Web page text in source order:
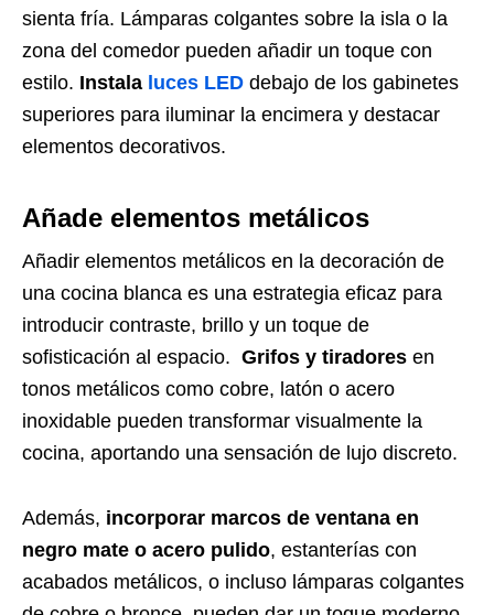
sienta fría. Lámparas colgantes sobre la isla o la
zona del comedor pueden añadir un toque con
estilo. Instala luces LED debajo de los gabinetes
superiores para iluminar la encimera y destacar
elementos decorativos.
Añade elementos metálicos
Añadir elementos metálicos en la decoración de
una cocina blanca es una estrategia eficaz para
introducir contraste, brillo y un toque de
sofisticación al espacio. Grifos y tiradores en
tonos metálicos como cobre, latón o acero
inoxidable pueden transformar visualmente la
cocina, aportando una sensación de lujo discreto.
Además, incorporar marcos de ventana en
negro mate o acero pulido, estanterías con
acabados metálicos, o incluso lámparas colgantes